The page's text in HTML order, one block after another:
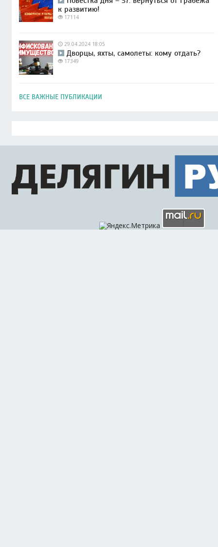
к развитию!
17114
29.04.2024 18:05
Дворцы, яхты, самолеты: кому отдать?
17349
ВСЕ ВАЖНЫЕ ПУБЛИКАЦИИ